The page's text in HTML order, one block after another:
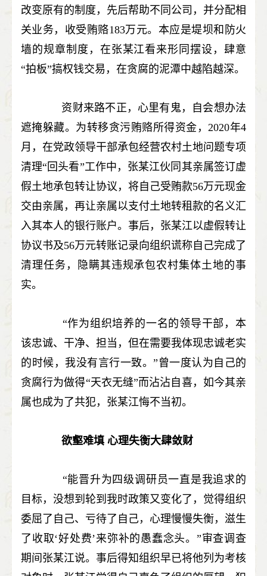
改变原有的制度，先后帮助不同公司，并分配相
关业务，收受贿赂183万元。本应是堤坝和防火
墙的规章制度，在张某江看来形同摆设，肆意
“拍板”搞权钱交易，在贪腐的泥潭中越陷越深。
资财来路不正，心里有鬼，自会想办法
遮掩躲藏。为转移贪污贿赂所得资金，2020年4
月，在党政领导干部承包经营农村土地问题专项
清理“回头看”工作中，张某江伙同其亲属签订虚
假土地承包转让协议，将自己受贿款56万元现金
交由亲属，再让亲属以支付土地转租款的名义汇
入其本人的银行账户。事后，张某江以虚假转让
协议书及56万元转账记录向组织谎称自己完成了
清理任务，隐瞒其违规承包农村集体土地的事
实。
“作为组织培养的一名的领导干部，本
该忠诚、干净、担当，但在需要我体现忠诚老实
的时候，我没有言行一致。”曾一度认为自己的
贪腐行为做得“天衣无缝”而沾沾自喜，如今其亲
属也成为了共犯，张某江悔不当初。
欲壑难填 心理失衡大肆敛财
“能晋升为四级调研员一直是我追求的
目标，没想到轮到我时政策又变化了，觉得组织
委屈了自己、亏待了自己，心理慢慢失衡，滋生
了收取‘好处费’来弥补的愚蠢念头。”审查调查
期间张某江说。事后得知组织早已将他列为考核